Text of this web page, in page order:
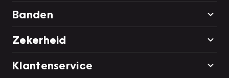
Banden
Zekerheid
Klantenservice